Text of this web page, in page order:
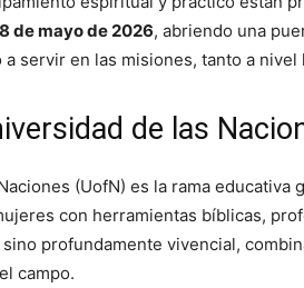
de mayo de 2026, abriendo una
servir en las misiones, tanto a
de las
(UofN) es la rama educativa
con herramientas bíblicas,
profundamente vivencial,
campo.